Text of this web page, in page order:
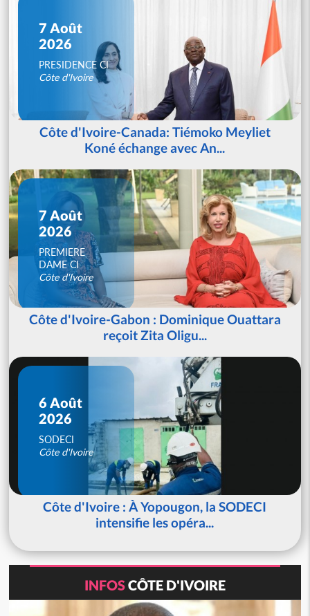
7 Août
2026
PRESIDENCE CI
Côte d'Ivoire
Côte d'Ivoire-Canada: Tiémoko Meyliet
Koné échange avec An...
7 Août
2026
PREMIERE
DAME CI
Côte d'Ivoire
Côte d'Ivoire-Gabon : Dominique Ouattara
reçoit Zita Oligu...
6 Août
2026
SODECI
Côte d'Ivoire
Côte d'Ivoire : À Yopougon, la SODECI
intensifie les opéra...
INFOSCÔTE D'IVOIRE